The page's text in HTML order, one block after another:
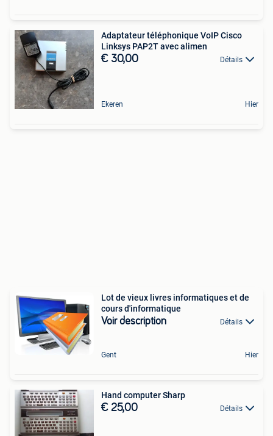
Adaptateur téléphonique VoIP Cisco
Linksys PAP2T avec alimen
€ 30,00 Détails
Ekeren Hier
Lot de vieux livres informatiques et de
cours d'informatique
Voir description Détails
Gent Hier
Hand computer Sharp
€ 25,00 Détails